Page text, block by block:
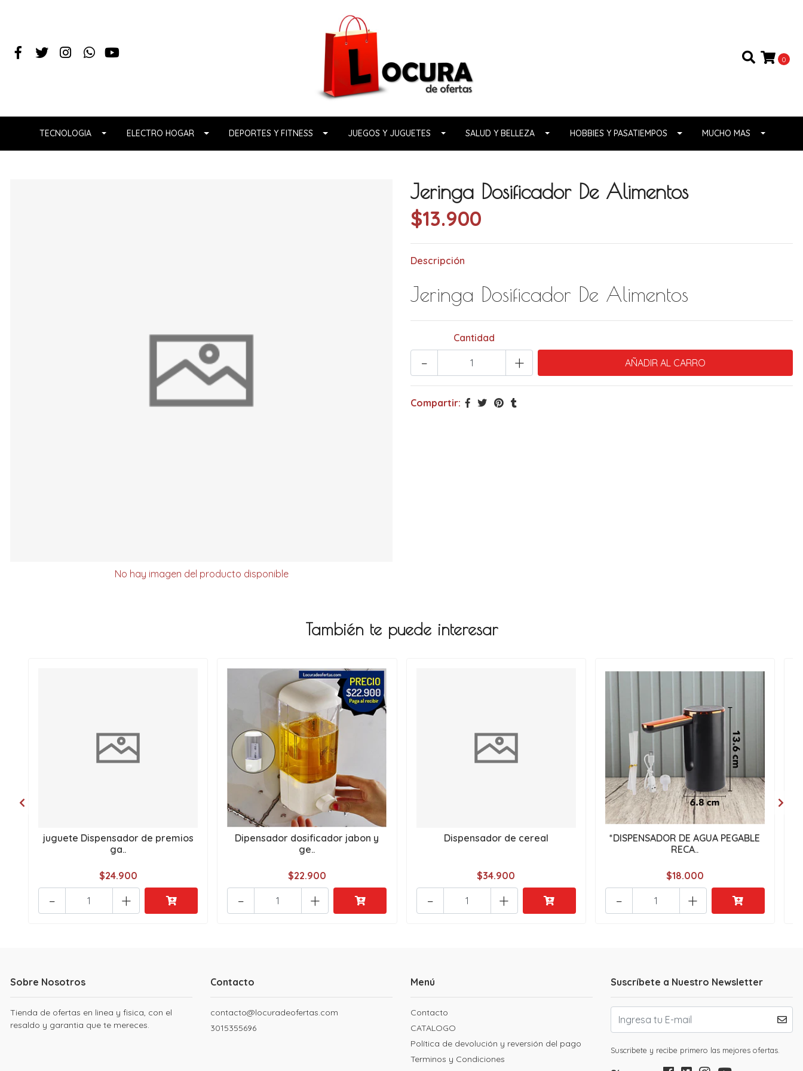
0
TECNOLOGIA ELECTRO HOGAR DEPORTES Y FITNESS JUEGOS Y JUGUETES SALUD Y BELLEZA HOBBIES Y PASATIEMPOS MUCHO MAS
No hay imagen del producto disponible
Jeringa Dosificador De Alimentos
$13.900
Descripción
Jeringa Dosificador De Alimentos
Cantidad
+
-
Compartir:
También te puede interesar
juguete Dispensador de premios
ga..
$24.900
+
-
Dipensador dosificador jabon y
ge..
$22.900
+
-
Dispensador de cereal
$34.900
+
-
*DISPENSADOR DE AGUA PEGABLE
RECA..
$18.000
+
-
Sobre Nosotros
Tienda de ofertas en linea y fisica, con el
resaldo y garantia que te mereces.
Contacto
contacto@locuradeofertas.com
3015355696
Menú
Contacto
CATALOGO
Política de devolución y reversión del pago
Terminos y Condiciones
Suscríbete a Nuestro Newsletter
Suscribete y recibe primero las mejores ofertas.